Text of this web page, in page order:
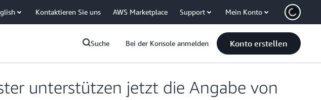
Kontaktieren Sie uns AWS Marketplace Support Mein Konto
Suche Bei der Konsole anmelden Konto erstellen
unterstützen jetzt die Angabe von